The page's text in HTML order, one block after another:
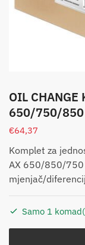
OIL CHANGE
650/750/850
€64,37
Komplet za
AX 650/850/750
mjenjač/
Samo 1